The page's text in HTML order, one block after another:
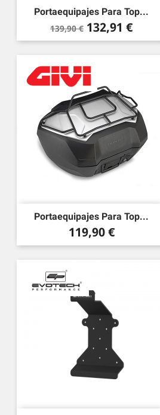
Portaequipajes Para Top...
Precio
base
139,90 € Precio
132,91 €
Portaequipajes Para Top...
Precio
119,90 €